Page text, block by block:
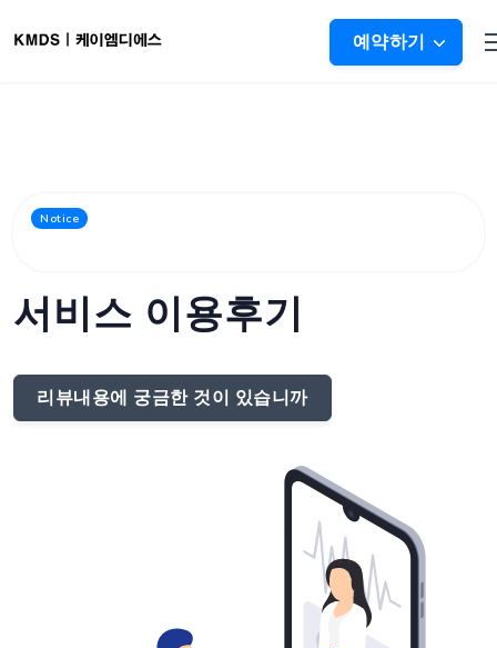
예약하기
Notice
서비스 이용후기
리뷰내용에 궁금한 것이 있습니까